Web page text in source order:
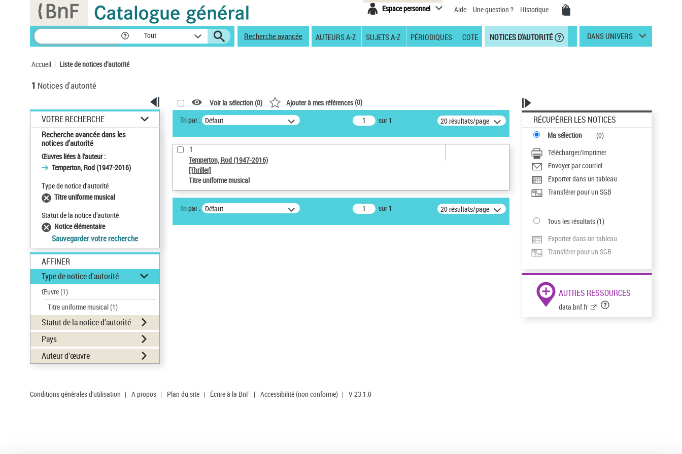
Espace personnel Aide Une question ? Historique
Tout Recherche avancée AUTEURS A-Z SUJETS A-Z PÉRIODIQUES COTE NOTICES D'AUTORITÉ DANS UNIVERS
Accueil Liste de notices d’autorité
1 Notices d'autorité
VOTRE RECHERCHE
Recherche avancée dans les
notices d’autorité
Œuvres liées à l'auteur :
Temperton, Rod (1947-2016)
Type de notice d'autorité
Titre uniforme musical
Statut de la notice d’autorité
Notice élémentaire
Sauvegarder votre recherche
AFFINER
Type de notice d'autorité
Œuvre(1)
Titre uniforme musical(1)
Statut de la notice d’autorité
Pays
Auteur d’œuvre
Voir la sélection (0) Ajouter à mes références(0)
Tri par : Défaut sur 1 20 résultats/page
1
Temperton, Rod (1947-2016)
[Thriller]
Titre uniforme musical
Tri par : Défaut sur 1 20 résultats/page
RÉCUPÉRER LES NOTICES
Ma sélection (0)
Télécharger/Imprimer
Envoyer par courriel
Exporter dans un tableau
Transférer pour un SGB
Tous les résultats(1)
Exporter dans un tableau
Transférer pour un SGB
AUTRES RESSOURCES
data.bnf.fr
Conditions générales d'utilisation | A propos | Plan du site | Écrire à la BnF | Accessibilité (non conforme) | V 23.1.0
Panneau de gestion des cookies